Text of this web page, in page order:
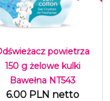
powietrza
150 g żelowe kulki
Bawełna NT543
6.00 PLN netto